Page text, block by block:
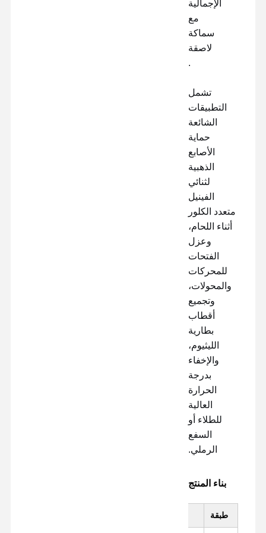
الإجمالية
80μm مع
سماكة
لاصقة
تشمل
التطبيقات
الشائعة
حماية
الأصابع
الذهبية
لثنائي
الفينيل
متعدد الكلور
أثناء اللحام،
وعزل
الفتحات
للمحركات
والمحولات،
وتجميع
أقطاب
بطارية
الليثيوم،
والإخفاء
بدرجة
الحرارة
العالية
للطلاء أو
السفع
الرملي.
بناء المنتج
طبقة